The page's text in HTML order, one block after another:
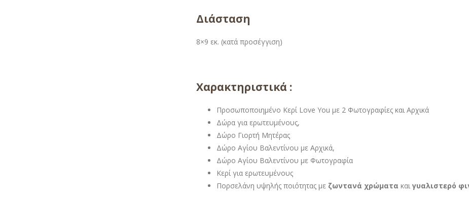
Διάσταση
8×9 εκ. (κατά προσέγγιση)
Χαρακτηριστικά :
Προσωποποιημένο Κερί Love You με 2 Φωτογραφίες και Αρχικά
Δώρα για ερωτευμένους,
Δώρο Γιορτή Μητέρας
Δώρο Αγίου Βαλεντίνου με Αρχικά,
Δώρο Αγίου Βαλεντίνου με Φωτογραφία
Κερί για ερωτευμένους
Πορσελάνη υψηλής ποιότητας με ζωντανά χρώματα και γυαλιστερό